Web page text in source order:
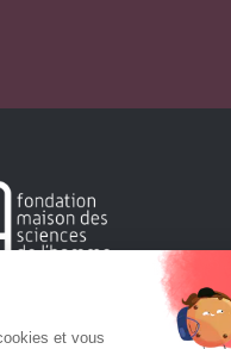
1963, la Fondation Maison
la recherche et la diffusion des